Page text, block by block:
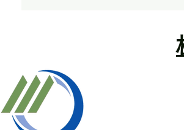
拝啓 盛夏の候、皆様方におかれ
ましては益々ご健勝のこととお慶
び申し上げます。 さて、弊社で
は下記の期間、夏季休業とさせて
頂きますので、ご案内申し上げま
す。 休業期間中はご迷惑をお掛